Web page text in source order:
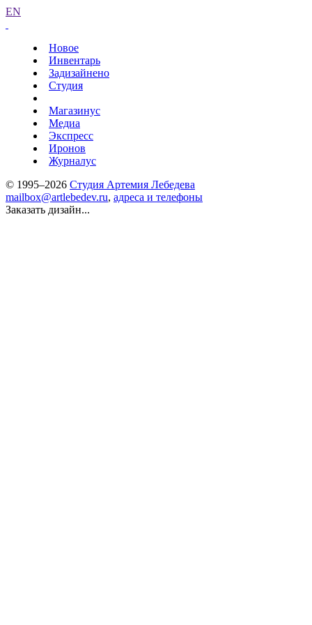
EN
Новое
Инвентарь
Задизайнено
Студия
Магазинус
Медиа
Экспресс
Иронов
Журналус
© 1995–2026 Студия Артемия Лебедева
mailbox@artlebedev.ru, адреса и телефоны
Заказать дизайн...